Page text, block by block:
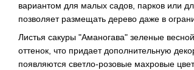
вариантом для малых садов, парков или
позволяет размещать дерево даже в
Листья сакуры "Аманогава" зеленые
оттенок, что придает дополнительную
появляются светло-розовые махровые